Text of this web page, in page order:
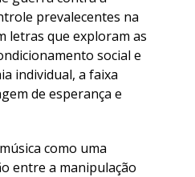
prevalecentes na
letras que exploram as
social e
individual, a faixa
de esperança e
como uma
entre a manipulação